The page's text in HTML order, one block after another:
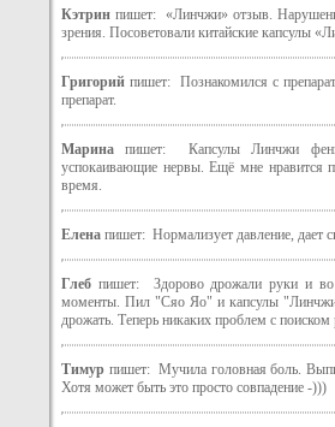
Кэтрин пишет: «Линчжи» отзыв.
зрения. Посоветовали китайские капсулы
Григорий пишет: Познакомился с
препарат.
Марина пишет: Капсулы Линчжи
успокаивающие нервы. Ещё мне нравится
время.
Елена пишет: Нормализует давление, дает
Глеб пишет: Здорово дрожали руки и во
моменты. Пил "Сяо Яо" и капсулы "Линчжи
дрожать. Теперь никаких проблем с
Тимур пишет: Мучила головная боль.
Хотя может быть это просто совпадение -)))